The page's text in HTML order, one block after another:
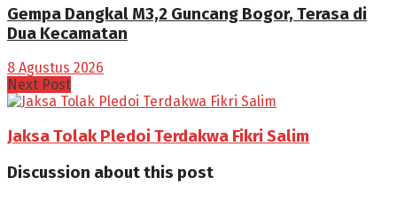
Gempa Dangkal M3,2 Guncang Bogor, Terasa di
Dua Kecamatan
8 Agustus 2026
Next Post
Jaksa Tolak Pledoi Terdakwa Fikri Salim
Discussion about this post